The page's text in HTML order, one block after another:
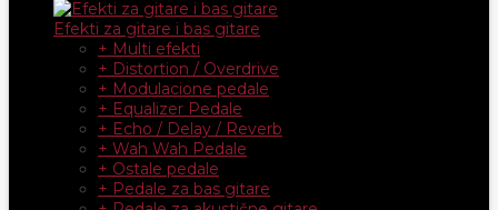
Efekti za gitare i bas gitare
+ Multi efekti
+ Distortion / Overdrive
+ Modulacione pedale
+ Equalizer Pedale
+ Echo / Delay / Reverb
+ Wah Wah Pedale
+ Ostale pedale
+ Pedale za bas gitare